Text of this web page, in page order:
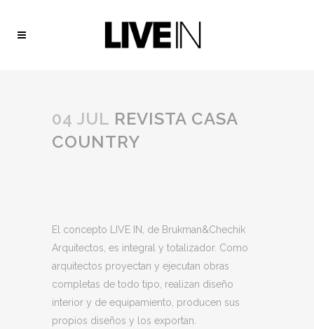
04 JUL REVISTA CASA
COUNTRY
El concepto LIVE IN, de Brukman&Chechik
Arquitectos, es integral y totalizador. Como
arquitectos proyectan y ejecutan obras
completas de todo tipo, realizan diseño
interior y de equipamiento, producen sus
propios diseños y los exportan.